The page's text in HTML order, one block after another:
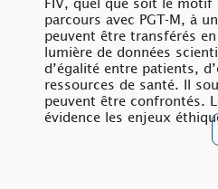
FIV, quel que soit le
parcours avec PGT‑M, à
peuvent être transférés
lumière de données
d’égalité entre patients,
ressources de santé. Il
peuvent être confrontés.
évidence les enjeux